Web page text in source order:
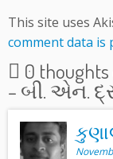
This site uses
comment data is
0 thoughts
– બી. એન.